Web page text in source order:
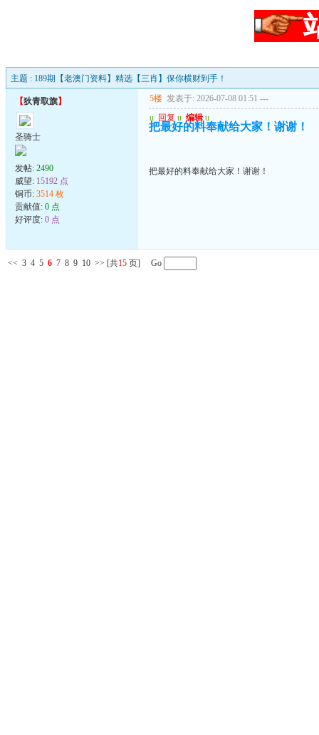
主题 : 189期【老澳门资料】精选【三肖】保你横财到手！
【狄青取旗】
圣骑士
发帖: 2490
威望: 15192 点
铜币: 3514 枚
贡献值: 0 点
好评度: 0 点
5楼 发表于: 2026-07-08 01:51 ---
u 回复 u 编辑 u
把最好的料奉献给大家！谢谢！
把最好的料奉献给大家！谢谢！
<< 3 4 5 6 7 8 9 10 >> [共15 页] Go